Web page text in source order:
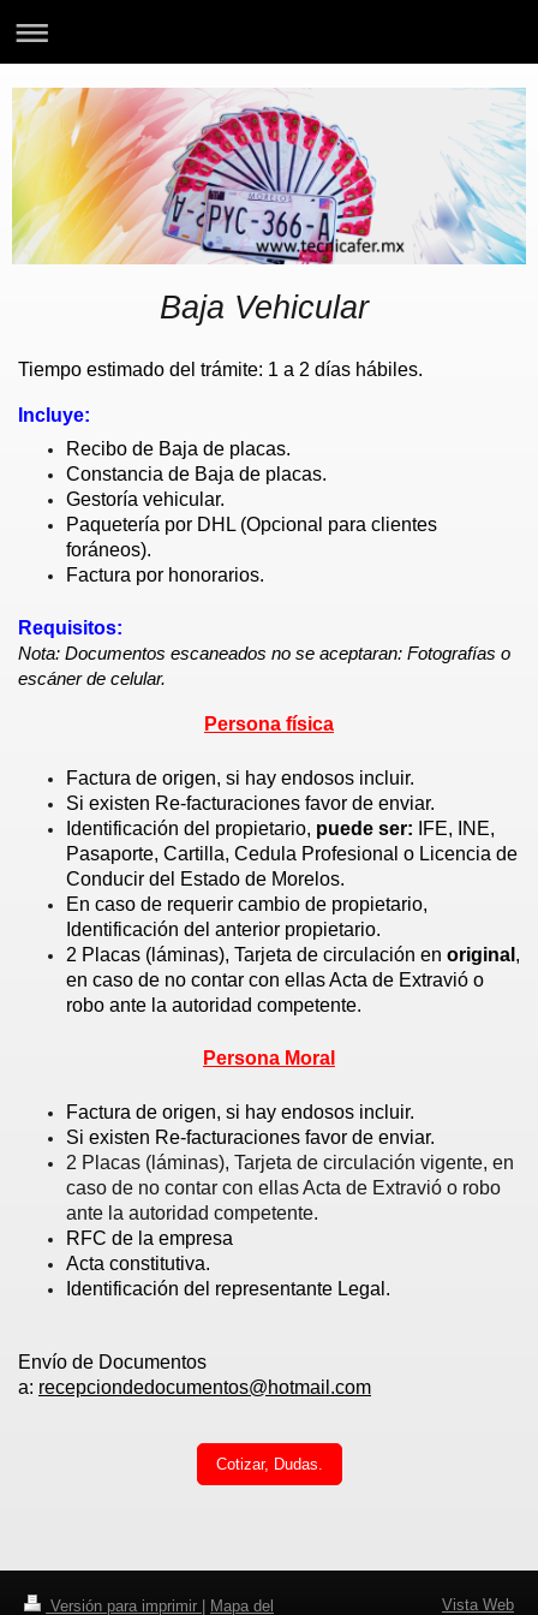
Baja Vehicular
Tiempo estimado del trámite: 1 a 2 días hábiles.
Incluye:
Recibo de Baja de placas.
Constancia de Baja de placas.
Gestoría vehicular.
Paquetería por DHL (Opcional para clientes
foráneos).
Factura por honorarios.
Requisitos:
Nota: Documentos escaneados no se aceptaran: Fotografías o
escáner de celular.
Persona física
Factura de origen, si hay endosos incluir.
Si existen Re-facturaciones favor de enviar.
Identificación del propietario, puede ser: IFE, INE,
Pasaporte, Cartilla, Cedula Profesional o Licencia de
Conducir del Estado de Morelos.
En caso de requerir cambio de propietario,
Identificación del anterior propietario.
2 Placas (láminas), Tarjeta de circulación en original ,
en caso de no contar con ellas Acta de Extravió o
robo ante la autoridad competente.
Persona Moral
Factura de origen, si hay endosos incluir.
Si existen Re-facturaciones favor de enviar.
2 Placas (láminas), Tarjeta de circulación vigente, en
caso de no contar con ellas Acta de Extravió o robo
ante la autoridad competente.
RFC de la empresa
Acta constitutiva.
Identificación del representante Legal.
Envío de Documentos
a: recepciondedocumentos@hotmail.com
Cotizar, Dudas.
Versión para imprimir Mapa del Vista Web